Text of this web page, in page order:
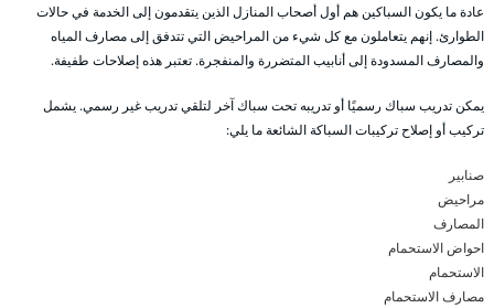
عادة ما يكون السباكين هم أول أصحاب المنازل الذين يتقدمون إلى الخدمة في حالات
الطوارئ. إنهم يتعاملون مع كل شيء من المراحيض التي تتدفق إلى مصارف المياه
والمصارف المسدودة إلى أنابيب المتضررة والمنفجرة. تعتبر هذه إصلاحات طفيفة.
يمكن تدريب سباك رسميًا أو تدريبه تحت سباك آخر لتلقي تدريب غير رسمي. يشمل
تركيب أو إصلاح تركيبات السباكة الشائعة ما يلي:
صنابير
مراحيض
المصارف
احواض الاستحمام
الاستحمام
مصارف الاستحمام